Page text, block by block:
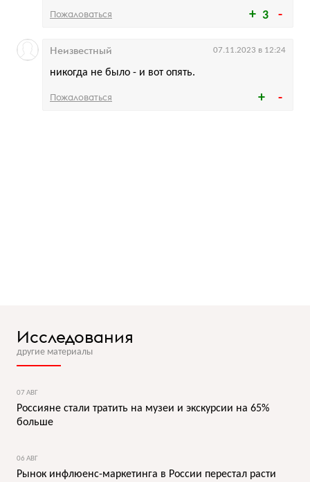
3
Пожаловаться
никогда не было - и вот опять.
Неизвестный 07.11.2023 в 12:24
Пожаловаться
Исследования
другие материалы
07 АВГ
Россияне стали тратить на музеи и экскурсии на 65%
больше
06 АВГ
Рынок инфлюенс-маркетинга в России перестал расти